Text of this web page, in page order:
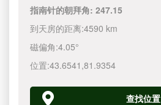
指南针的朝拜角:247.15
到天房的距离:4590 km
磁偏角:4.05°
位置:43.6541 ,81.9354
查找位置